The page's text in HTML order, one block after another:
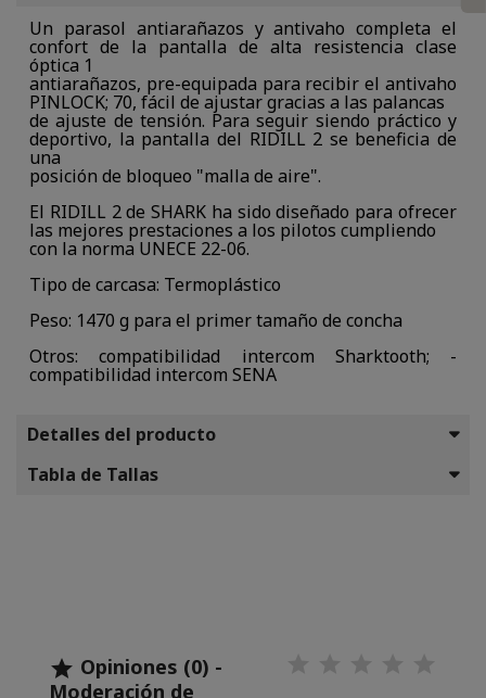
Un parasol antiarañazos y antivaho completa el
confort de la pantalla de alta resistencia clase
óptica 1
antiarañazos, pre-equipada para recibir el antivaho
PINLOCK; 70, fácil de ajustar gracias a las palancas
de ajuste de tensión. Para seguir siendo práctico y
deportivo, la pantalla del RIDILL 2 se beneficia de
una
posición de bloqueo "malla de aire".
El RIDILL 2 de SHARK ha sido diseñado para ofrecer
las mejores prestaciones a los pilotos cumpliendo
con la norma UNECE 22-06.
Tipo de carcasa: Termoplástico
Peso: 1470 g para el primer tamaño de concha
Otros: compatibilidad intercom Sharktooth; -
compatibilidad intercom SENA
Detalles del producto
Tabla de Tallas
 Opiniones (0) -
Moderación de